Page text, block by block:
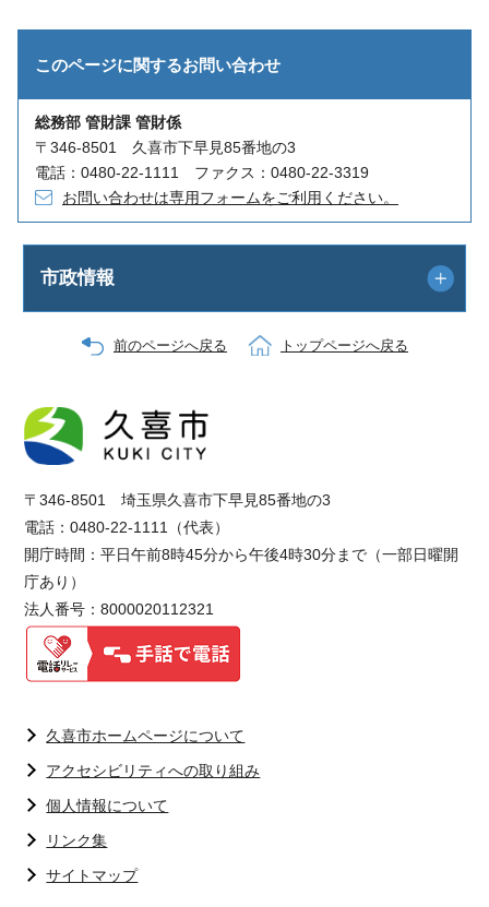
このページに関するお問い合わせ
総務部 管財課 管財係
〒346-8501 久喜市下早見85番地の3
電話：0480-22-1111 ファクス：0480-22-3319
お問い合わせは専用フォームをご利用ください。
市政情報
前のページへ戻る トップページへ戻る
〒346-8501 埼玉県久喜市下早見85番地の3
電話：0480-22-1111（代表）
開庁時間：平日午前8時45分から午後4時30分まで（一部日曜開
庁あり）
法人番号：8000020112321
久喜市ホームページについて
アクセシビリティへの取り組み
個人情報について
リンク集
サイトマップ